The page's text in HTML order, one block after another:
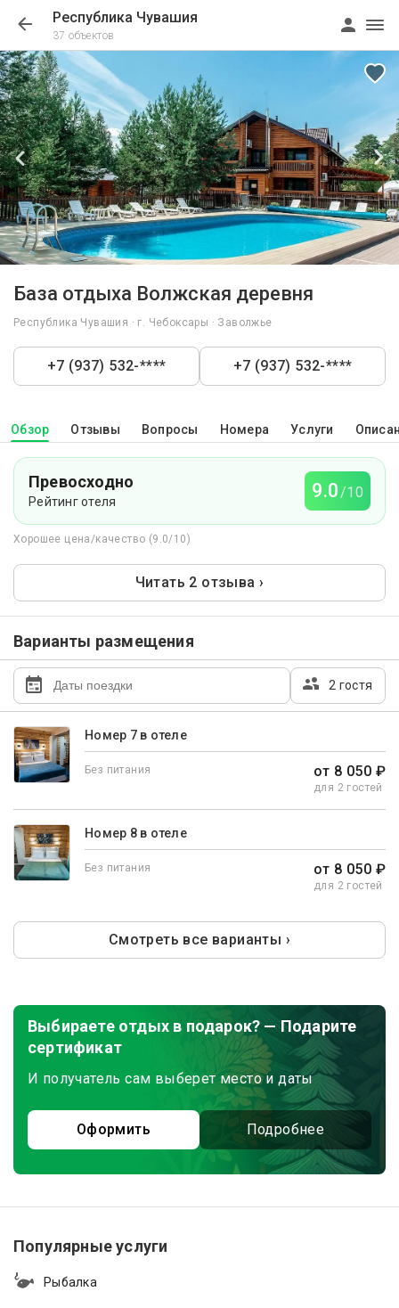
Республика Чувашия
37 объектов
База отдыха Волжская деревня
Республика Чувашия · г. Чебоксары · Заволжье
+7 (937) 532-**** +7 (937) 532-****
Обзор Отзывы Вопросы Номера Услуги
Превосходно
Рейтинг отеля 9.0/10
Хорошее цена/качество (9.0/10)
Читать 2 отзыва ›
Варианты размещения
2 гостя
Номер 7 в отеле
Без питания от 8 050 ₽
для 2 гостей
Номер 8 в отеле
Без питания от 8 050 ₽
для 2 гостей
Смотреть все варианты ›
Выбираете отдых в подарок? — Подарите
сертификат
И получатель сам выберет место и даты
Оформить Подробнее
Популярные услуги
Рыбалка